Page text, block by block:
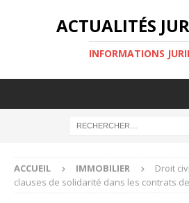
ACTUALITÉS
INFORMATIONS
ACCUEIL IMMOBILIER
Droit
clauses de solidarité dans les contrats